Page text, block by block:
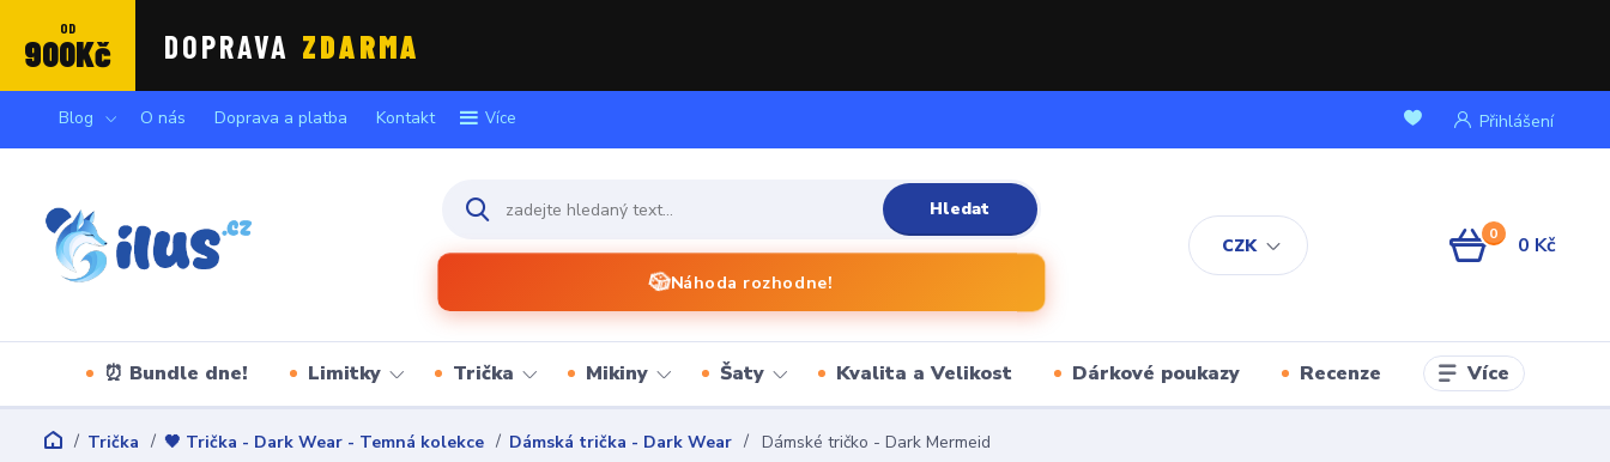
OD
900Kč DOPRAVA ZDARMA
Blog O nás Doprava a platba Kontakt Více
CZK
Přihlášení
Hledat
🎲Náhoda rozhodne!
0 0 Kč
⏰ Bundle dne! Limitky Trička Mikiny Šaty Kvalita a Velikost Dárkové poukazy Recenze Více
Trička 🖤 Trička - Dark Wear - Temná kolekce Dámská trička - Dark Wear Dámské tričko - Dark Mermeid